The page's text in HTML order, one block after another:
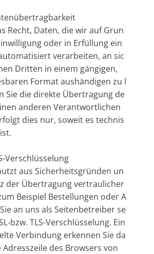
Recht, Daten, die wir auf Grun
oder in Erfüllung ein
verarbeiten, an sic
Dritten in einem gängigen,
Format aushändigen zu l
Sie die direkte Übertragung de
anderen Verantwortlichen
dies nur, soweit es technis
Verschlüsselung
aus Sicherheitsgründen un
der Übertragung vertraulicher
Beispiel Bestellungen oder A
an uns als Seitenbetreiber se
bzw. TLS-Verschlüsselung. Ein
Verbindung erkennen Sie da
Adresszeile des Browsers von